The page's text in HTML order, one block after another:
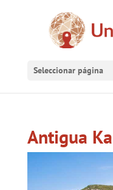
Seleccionar página
Antigua